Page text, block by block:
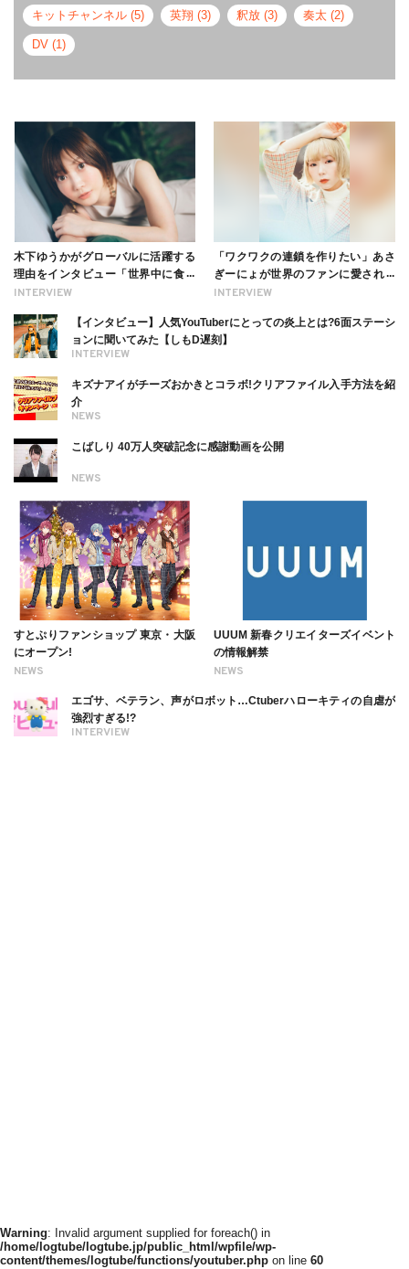
キットチャンネル (5) 英翔 (3) 釈放 (3) 奏太 (2)
DV (1)
INTERVIEW
木下ゆうかがグローバルに活躍する
理由をインタビュー「世界中に食べ
る幸せを伝えたい」新事務所加入に
INTERVIEW
「ワクワクの連鎖を作りたい」あさ
ぎーにょが世界のファンに愛される
理由【インタビュー】
INTERVIEW
【インタビュー】人気YouTuberにとっての炎上とは?6面ステーシ
ョンに聞いてみた【しもD遅刻】
NEWS
キズナアイがチーズおかきとコラボ!クリアファイル入手方法を紹
介
NEWS
こばしり 40万人突破記念に感謝動画を公開
NEWS
すとぷりファンショップ 東京・大阪
にオープン!
NEWS
UUUM 新春クリエイターズイベント
の情報解禁
INTERVIEW
エゴサ、ベテラン、声がロボット…Ctuberハローキティの自虐が
強烈すぎる!?
Warning: Invalid argument supplied for foreach() in
/home/logtube/logtube.jp/public_html/wpfile/wp-
content/themes/logtube/functions/youtuber.php on line 60